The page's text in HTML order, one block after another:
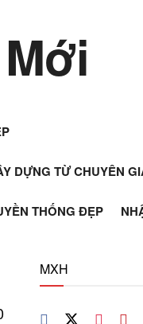
DỰNG TỪ CHUYÊN
THỐNG ĐẸP
MXH